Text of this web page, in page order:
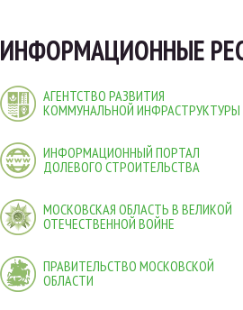
ИНФОРМАЦИОННЫЕ
АГЕНТСТВО РАЗВИТИЯ
КОММУНАЛЬНОЙ ИНФРАСТРУКТУРЫ
ИНФОРМАЦИОННЫЙ ПОРТАЛ
ДОЛЕВОГО СТРОИТЕЛЬСТВА
МОСКОВСКАЯ ОБЛАСТЬ В ВЕЛИКОЙ
ОТЕЧЕСТВЕННОЙ ВОЙНЕ
ПРАВИТЕЛЬСТВО МОСКОВСКОЙ
ОБЛАСТИ